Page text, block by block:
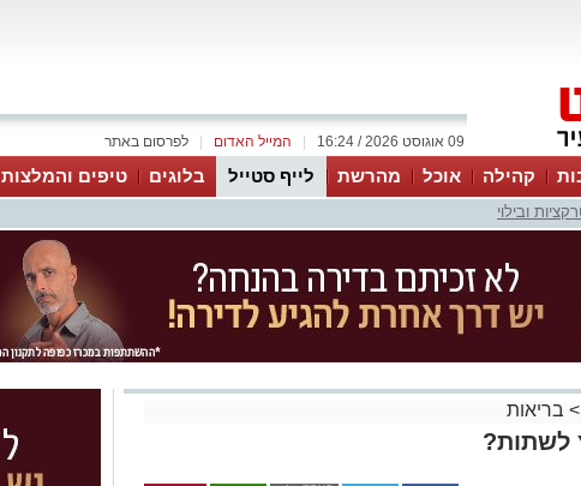
לפרסום באתר המייל האדום 09 אוגוסט 2026 / 16:24
קהילה אוכל מהרשת לייף סטייל בלוגים טיפים והמלצות
ובילוי
> בריאות
לשתות?